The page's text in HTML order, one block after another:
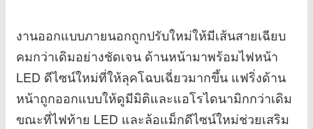
งานออกแบบภายนอกถูกปรับใหม่ให้มีเส้นสายเฉียบ
คมกว่าเดิมอย่างชัดเจน ด้านหน้ามาพร้อมไฟหน้า
LED ดีไซน์ใหม่ที่ให้ลุคโฉบเฉี่ยวมากขึ้น แฟริ่งด้าน
หน้าถูกออกแบบให้ดูมีมิติและแอโรไดนามิกกว่าเดิม
ขณะที่ไฟท้าย LED และล้อแม็กดีไซน์ใหม่ช่วยเสริม